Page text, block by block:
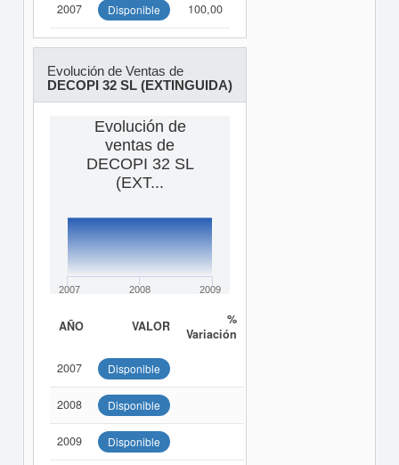
2007 Disponible 100,00
Evolución de Ventas de
DECOPI 32 SL (EXTINGUIDA)
Evolución de
ventas de
DECOPI 32 SL
(EXT...
2007 2008 2009
AÑO VALOR
%
Variación
2007 Disponible
2008 Disponible
2009 Disponible